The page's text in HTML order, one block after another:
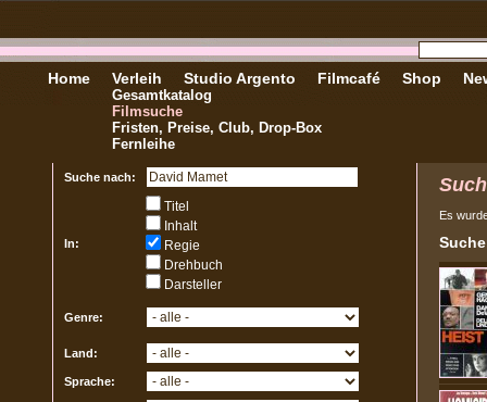
Home Verleih
Gesamtkatalog
Filmsuche
Fristen, Preise, Club, Drop-Box
Fernleihe
Studio Argento Filmcafé Shop
Suche nach:
In:
Titel
Inhalt
Regie
Drehbuch
Darsteller
Genre:
Land:
Sprache:
Es